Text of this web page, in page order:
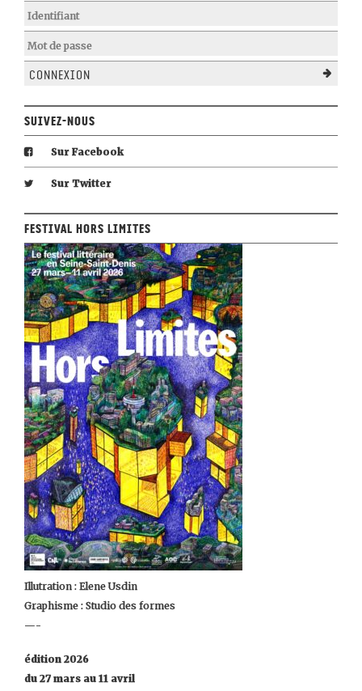
Connexion
Suivez-nous
Sur Facebook
Sur Twitter
Festival Hors Limites
Illutration : Elene Usdin
Graphisme : Studio des formes
—-
édition 2026
du 27 mars au 11 avril